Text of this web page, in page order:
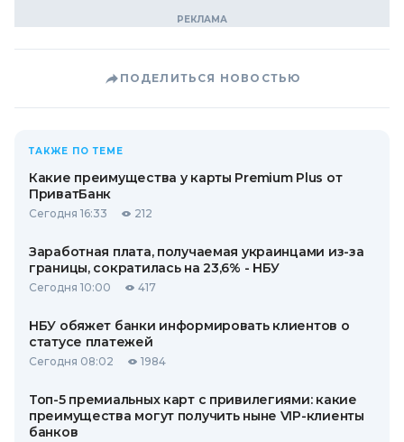
ПОДЕЛИТЬСЯ НОВОСТЬЮ
ТАКЖЕ ПО ТЕМЕ
Какие преимущества у карты Premium Plus от
ПриватБанк
Сегодня 16:33 212
Заработная плата, получаемая украинцами из-за
границы, сократилась на 23,6% - НБУ
Сегодня 10:00 417
НБУ обяжет банки информировать клиентов о
статусе платежей
Сегодня 08:02 1984
Топ-5 премиальных карт с привилегиями: какие
преимущества могут получить ныне VIP-клиенты
банков